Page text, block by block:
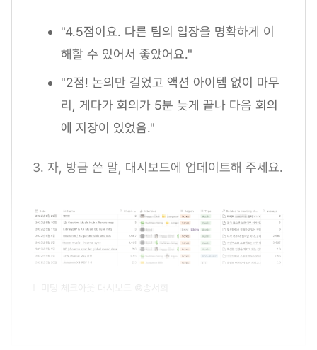
"4.5점이요. 다른 팀의 입장을 명확하게 이
해할 수 있어서 좋았어요."
"2점! 논의만 길었고 액션 아이템 없이 마무
리, 게다가 회의가 5분 늦게 끝나 다음 회의
에 지장이 있었음."
3. 자, 방금 쓴 말, 대시보드에 업데이트해 주세요.